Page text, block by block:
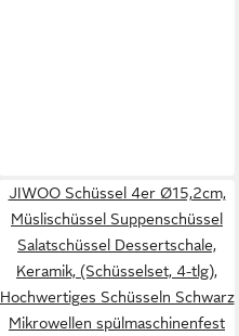
JIWOO Schüssel 4er Ø15,2cm,
Müslischüssel Suppenschüssel
Salatschüssel Dessertschale,
Keramik, (Schüsselset, 4-tlg),
Hochwertiges Schüsseln Schwarz
Mikrowellen spülmaschinenfest